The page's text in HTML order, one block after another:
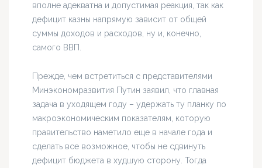
вполне адекватна и допустимая реакция, так как
дефицит казны напрямую зависит от общей
суммы доходов и расходов, ну и, конечно,
самого ВВП.
Прежде, чем встретиться с представителями
Минэкономразвития Путин заявил, что главная
задача в уходящем году – удержать ту планку по
макроэкономическим показателям, которую
правительство наметило еще в начале года и
сделать все возможное, чтобы не сдвинуть
дефицит бюджета в худшую сторону. Тогда